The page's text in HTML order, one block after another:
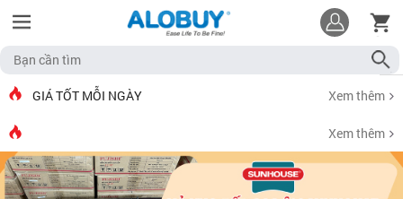
GIÁ TỐT MỖI NGÀY Xem thêm
Xem thêm